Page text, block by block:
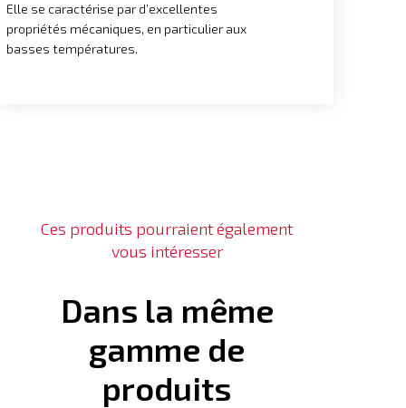
Elle se caractérise par d’excellentes
propriétés mécaniques, en particulier aux
basses températures.
Ces produits pourraient également
vous intéresser
Dans la même
gamme de
produits